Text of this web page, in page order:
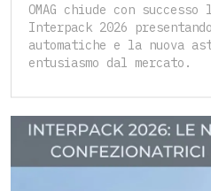
OMAG chiude con
Interpack 2026
automatiche e la nuova
entusiasmo dal mercato.